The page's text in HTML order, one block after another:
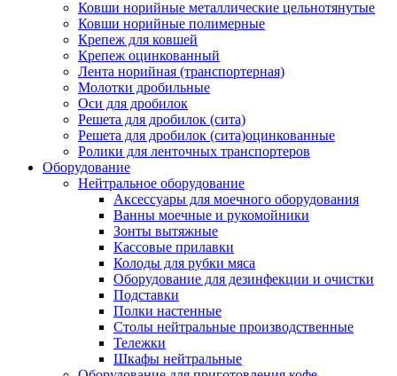
Ковши норийные металлические цельнотянутые
Ковши норийные полимерные
Крепеж для ковшей
Крепеж оцинкованный
Лента норийная (транспортерная)
Молотки дробильные
Оси для дробилок
Решета для дробилок (сита)
Решета для дробилок (сита)оцинкованные
Ролики для ленточных транспортеров
Оборудование
Нейтральное оборудование
Аксессуары для моечного оборудования
Ванны моечные и рукомойники
Зонты вытяжные
Кассовые прилавки
Колоды для рубки мяса
Оборудование для дезинфекции и очистки
Подставки
Полки настенные
Столы нейтральные производственные
Тележки
Шкафы нейтральные